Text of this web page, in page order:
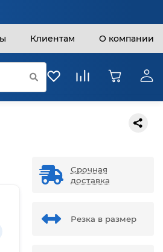
Клиентам О компании
Срочная
доставка
Резка в размер